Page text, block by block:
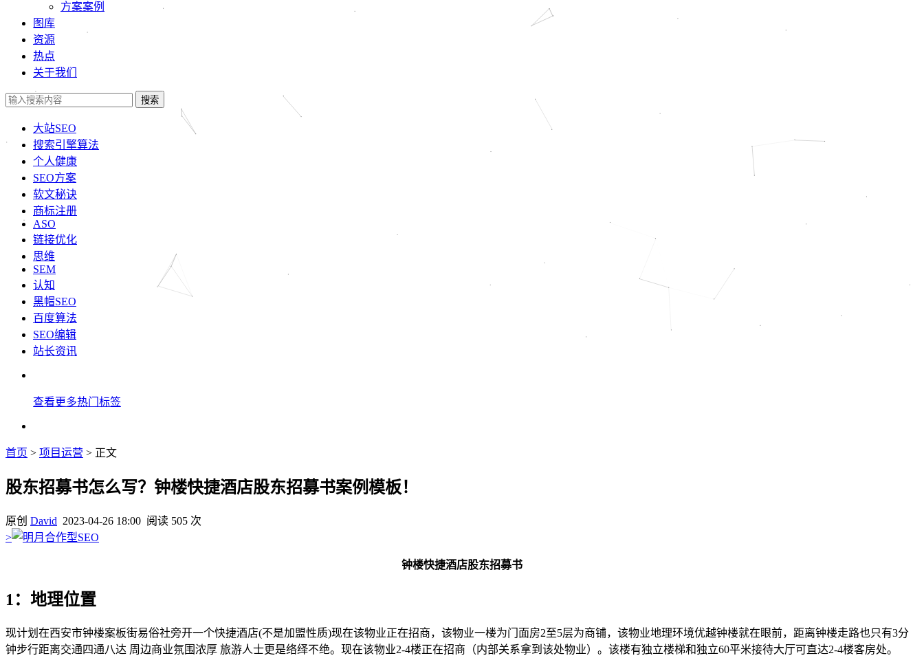
方案案例
图库
资源
热点
关于我们
搜索
大站SEO
搜索引擎算法
个人健康
SEO方案
软文秘诀
商标注册
ASO
链接优化
思维
SEM
认知
黑帽SEO
百度算法
SEO编辑
站长资讯
查看更多热门标签
首页 > 项目运营 > 正文
股东招募书怎么写？钟楼快捷酒店股东招募书案例模板！
原创 David 2023-04-26 18:00 阅读 505 次
>
钟楼快捷酒店股东招募书
1：地理位置
现计划在西安市钟楼案板街易俗社旁开一个快捷酒店(不是加盟性质)现在该物业正在招商，该物业一楼为门面房2至5层为商铺，该物业地理环境优越钟楼就在眼前，距离钟楼走路也只有3分
钟步行距离交通四通八达 周边商业氛围浓厚 旅游人士更是络绎不绝。现在该物业2-4楼正在招商（内部关系拿到该处物业）。该楼有独立楼梯和独立60平米接待大厅可直达2-4楼客房处。